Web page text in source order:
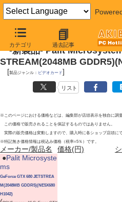
カテゴリ 過去記事
2012年4月21日
-新製品- Palit
STREAM(2048MB
[製品ジャンル： ビデオカード]
リスト
※このページにおける価格などは、編集部が店頭表示を独自に調査
この価格で販売されることを保証するものではありません。
実際の販売価格は変動しますので、購入時に各ショップ店頭にて
※特記無き価格情報は税込み価格（税率=5％）です。
メーカー/製品名 価格(円)
●Palit Microsyste
ms
GeForce GTX 680 JETSTREA
M(2048MB GDDR5)(NE5X680
H1042)